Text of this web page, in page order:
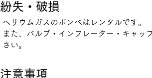
​紛失・破損
ヘリウムガスのボンベはレンタルです。
また、バルブ・インフレーター・キャッ
さい。
​注意事項